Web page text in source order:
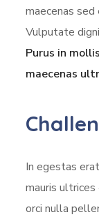
maecenas
Vulputate
Purus in
maecenas
In egestas
mauris
orci nulla